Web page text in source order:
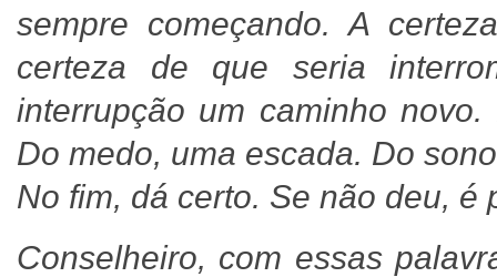
sempre começando. A
certeza de que seria
interrupção um caminho
Do medo, uma escada. Do
No fim, dá certo. Se não deu,
Conselheiro, com essas